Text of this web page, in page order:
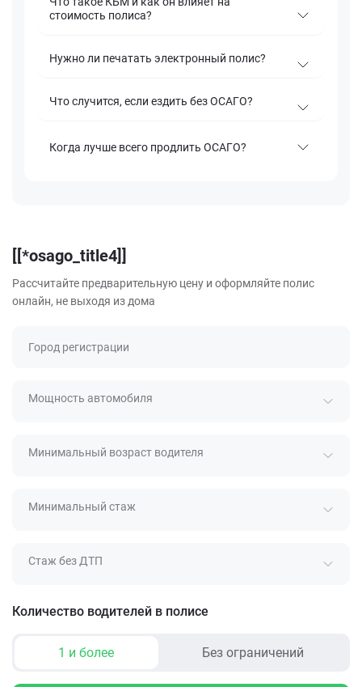
стоимость полиса?
Нужно ли печатать электронный полис?
Что случится, если ездить без ОСАГО?
Когда лучше всего продлить ОСАГО?
[[*osago_title4]]
Рассчитайте предварительную цену и оформляйте полис
онлайн, не выходя из дома
Город регистрации
Мощность автомобиля
Минимальный возраст водителя
Минимальный стаж
Стаж без ДТП
Количество водителей в полисе
1 и более Без ограничений